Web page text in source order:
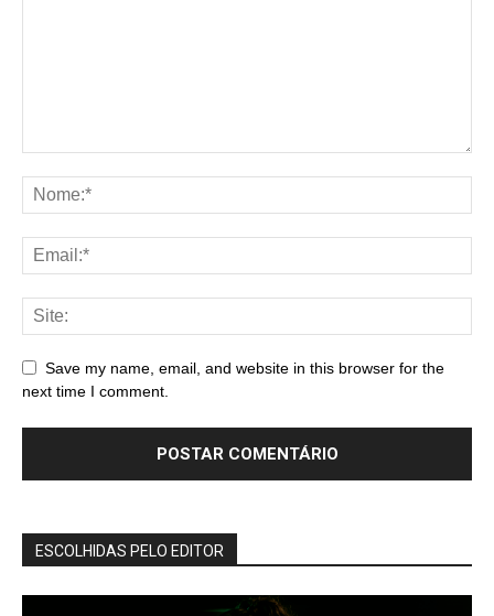
Save my name, email, and website in this browser for the
next time I comment.
ESCOLHIDAS PELO EDITOR